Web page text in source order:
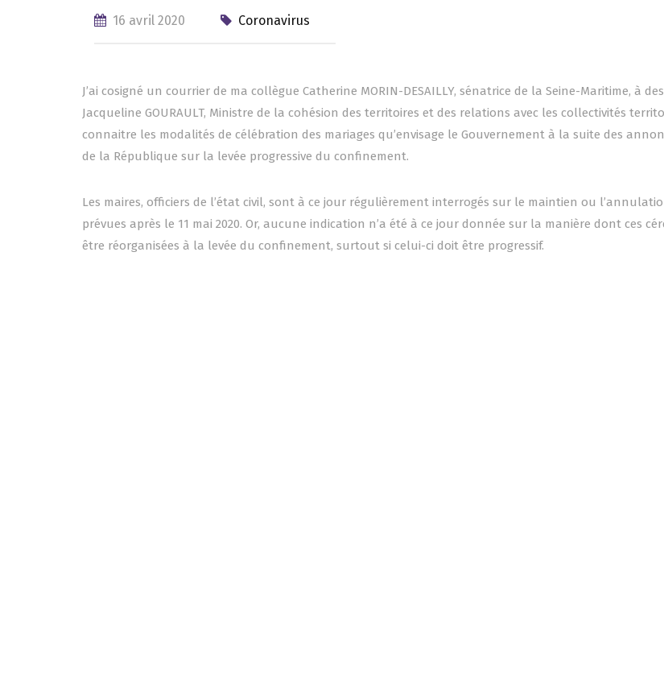
16 avril 2020 Coronavirus
J’ai cosigné un courrier de ma collègue Catherine MORIN-DESAILLY, sénatrice de la Seine-Maritime, à
Jacqueline GOURAULT, Ministre de la cohésion des territoires et des relations avec les collectivités
connaitre les modalités de célébration des mariages qu’envisage le Gouvernement à la suite des
de la République sur la levée progressive du confinement.
Les maires, officiers de l’état civil, sont à ce jour régulièrement interrogés sur le maintien ou
prévues après le 11 mai 2020. Or, aucune indication n’a été à ce jour donnée sur la manière dont ces
être réorganisées à la levée du confinement, surtout si celui-ci doit être progressif.